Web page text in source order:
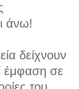
άνω!
δείχνουν
έμφαση σε